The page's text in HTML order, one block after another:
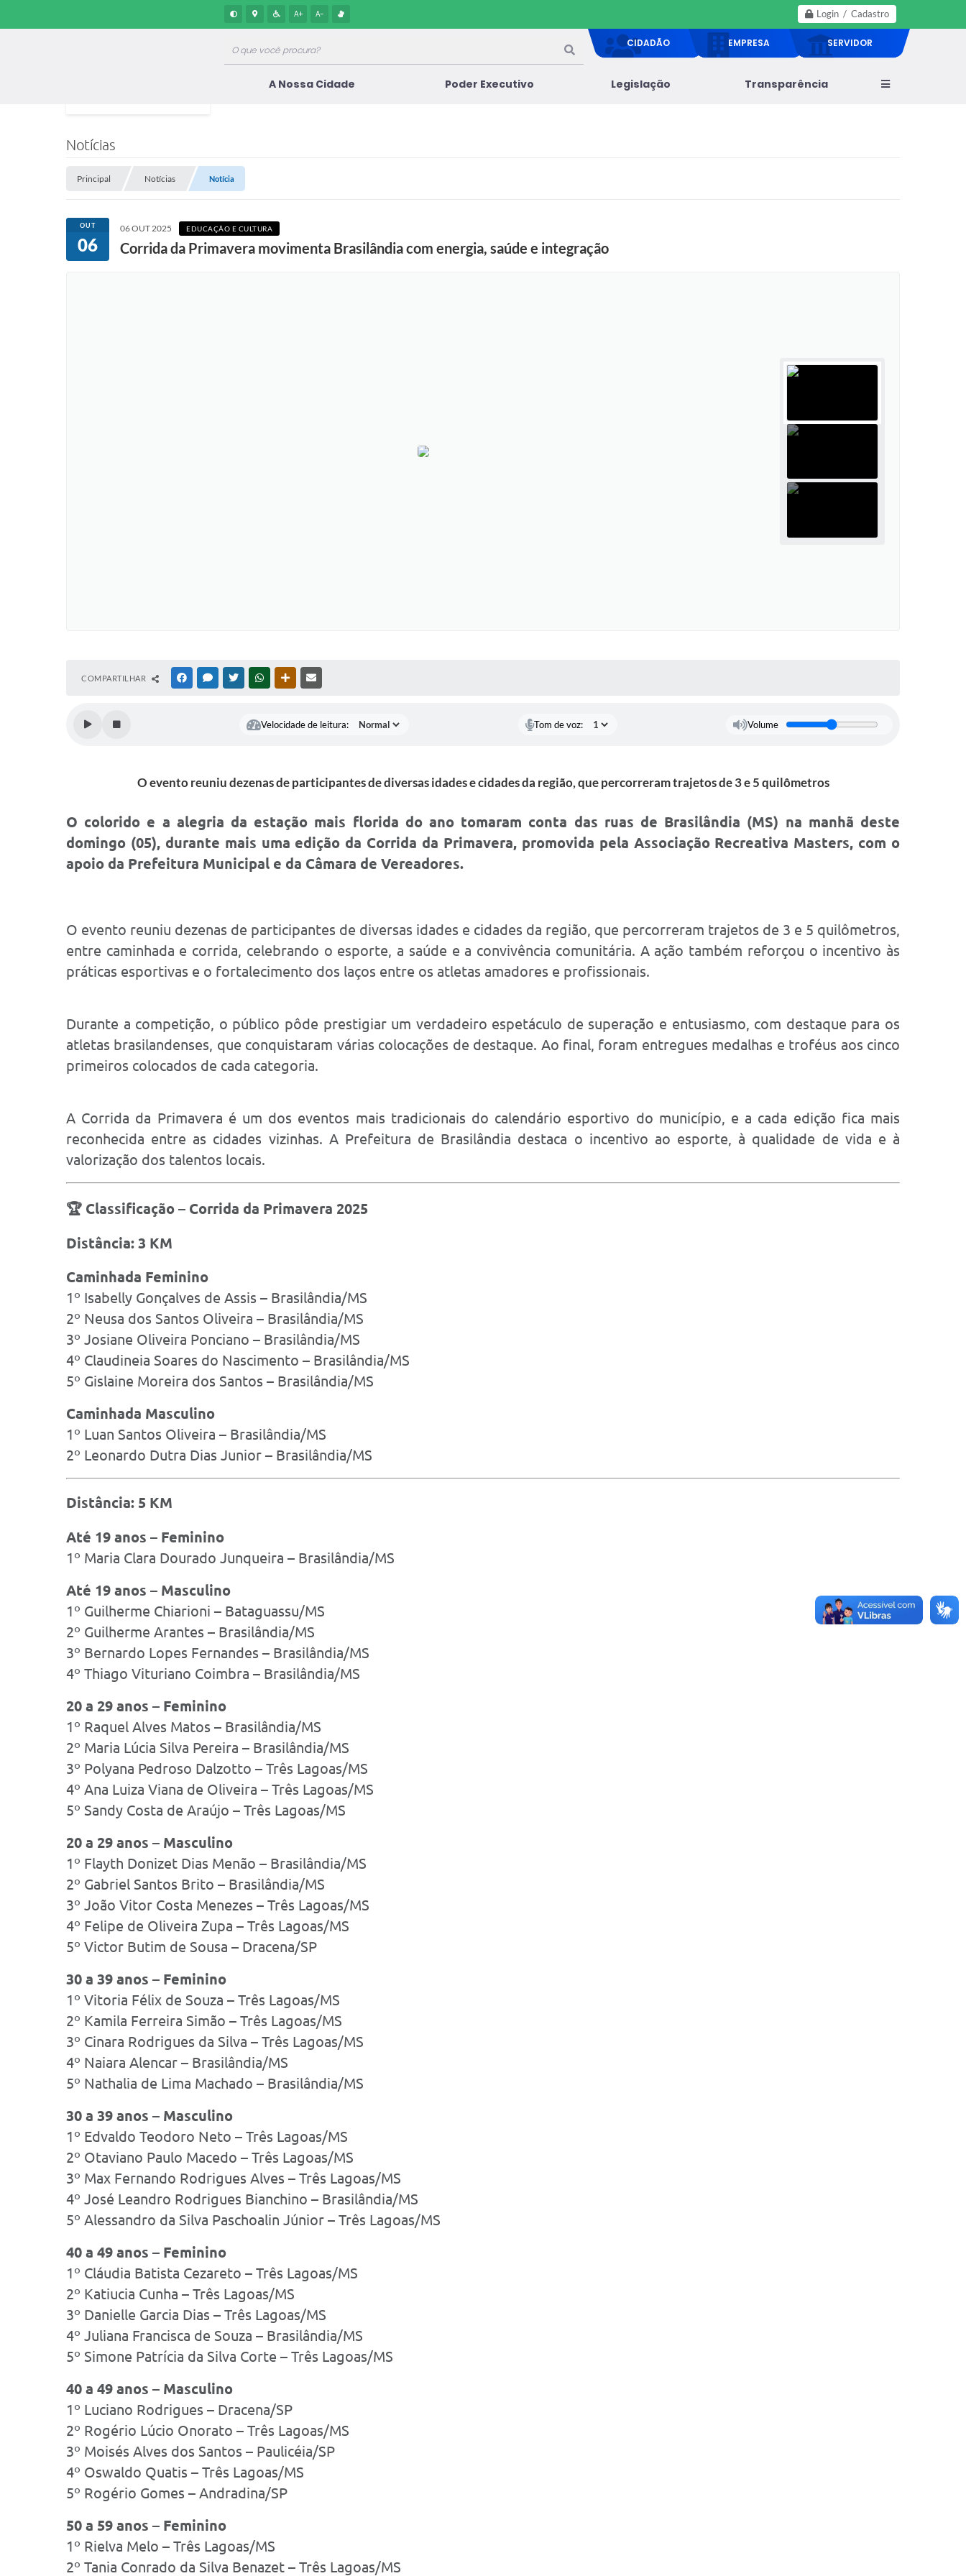
Login / Cadastro
A+ A-
CIDADÃO EMPRESA SERVIDOR
A Nossa Cidade Poder Executivo Legislação Transparência
Notícias
Principal Notícias Notícia
OUT
06
06 OUT 2025 EDUCAÇÃO E CULTURA
Corrida da Primavera movimenta Brasilândia com energia, saúde e integração
COMPARTILHAR FACEBOOKMESSENGER
TWITTERWHATSAPPOUTRAS MÍDIAS
Velocidade de leitura: Tom de voz: Volume
O evento reuniu dezenas de participantes de diversas idades e cidades da região, que percorreram trajetos de 3 e 5 quilômetros
O colorido e a alegria da estação mais florida do ano tomaram conta das ruas de Brasilândia (MS) na manhã deste
domingo (05), durante mais uma edição da Corrida da Primavera, promovida pela Associação Recreativa Masters, com o
apoio da Prefeitura Municipal e da Câmara de Vereadores.
O evento reuniu dezenas de participantes de diversas idades e cidades da região, que percorreram trajetos de 3 e 5 quilômetros,
entre caminhada e corrida, celebrando o esporte, a saúde e a convivência comunitária. A ação também reforçou o incentivo às
práticas esportivas e o fortalecimento dos laços entre os atletas amadores e profissionais.
Durante a competição, o público pôde prestigiar um verdadeiro espetáculo de superação e entusiasmo, com destaque para os
atletas brasilandenses, que conquistaram várias colocações de destaque. Ao final, foram entregues medalhas e troféus aos cinco
primeiros colocados de cada categoria.
A Corrida da Primavera é um dos eventos mais tradicionais do calendário esportivo do município, e a cada edição fica mais
reconhecida entre as cidades vizinhas. A Prefeitura de Brasilândia destaca o incentivo ao esporte, à qualidade de vida e à
valorização dos talentos locais.
🏆 Classificação – Corrida da Primavera 2025
Distância: 3 KM
Caminhada Feminino
1º Isabelly Gonçalves de Assis – Brasilândia/MS
2º Neusa dos Santos Oliveira – Brasilândia/MS
3º Josiane Oliveira Ponciano – Brasilândia/MS
4º Claudineia Soares do Nascimento – Brasilândia/MS
5º Gislaine Moreira dos Santos – Brasilândia/MS
Caminhada Masculino
1º Luan Santos Oliveira – Brasilândia/MS
2º Leonardo Dutra Dias Junior – Brasilândia/MS
Distância: 5 KM
Até 19 anos – Feminino
1º Maria Clara Dourado Junqueira – Brasilândia/MS
Até 19 anos – Masculino
1º Guilherme Chiarioni – Bataguassu/MS
2º Guilherme Arantes – Brasilândia/MS
3º Bernardo Lopes Fernandes – Brasilândia/MS
4º Thiago Vituriano Coimbra – Brasilândia/MS
20 a 29 anos – Feminino
1º Raquel Alves Matos – Brasilândia/MS
2º Maria Lúcia Silva Pereira – Brasilândia/MS
3º Polyana Pedroso Dalzotto – Três Lagoas/MS
4º Ana Luiza Viana de Oliveira – Três Lagoas/MS
5º Sandy Costa de Araújo – Três Lagoas/MS
20 a 29 anos – Masculino
1º Flayth Donizet Dias Menão – Brasilândia/MS
2º Gabriel Santos Brito – Brasilândia/MS
3º João Vitor Costa Menezes – Três Lagoas/MS
4º Felipe de Oliveira Zupa – Três Lagoas/MS
5º Victor Butim de Sousa – Dracena/SP
30 a 39 anos – Feminino
1º Vitoria Félix de Souza – Três Lagoas/MS
2º Kamila Ferreira Simão – Três Lagoas/MS
3º Cinara Rodrigues da Silva – Três Lagoas/MS
4º Naiara Alencar – Brasilândia/MS
5º Nathalia de Lima Machado – Brasilândia/MS
30 a 39 anos – Masculino
1º Edvaldo Teodoro Neto – Três Lagoas/MS
2º Otaviano Paulo Macedo – Três Lagoas/MS
3º Max Fernando Rodrigues Alves – Três Lagoas/MS
4º José Leandro Rodrigues Bianchino – Brasilândia/MS
5º Alessandro da Silva Paschoalin Júnior – Três Lagoas/MS
40 a 49 anos – Feminino
1º Cláudia Batista Cezareto – Três Lagoas/MS
2º Katiucia Cunha – Três Lagoas/MS
3º Danielle Garcia Dias – Três Lagoas/MS
4º Juliana Francisca de Souza – Brasilândia/MS
5º Simone Patrícia da Silva Corte – Três Lagoas/MS
40 a 49 anos – Masculino
1º Luciano Rodrigues – Dracena/SP
2º Rogério Lúcio Onorato – Três Lagoas/MS
3º Moisés Alves dos Santos – Paulicéia/SP
4º Oswaldo Quatis – Três Lagoas/MS
5º Rogério Gomes – Andradina/SP
50 a 59 anos – Feminino
1º Rielva Melo – Três Lagoas/MS
2º Tania Conrado da Silva Benazet – Três Lagoas/MS